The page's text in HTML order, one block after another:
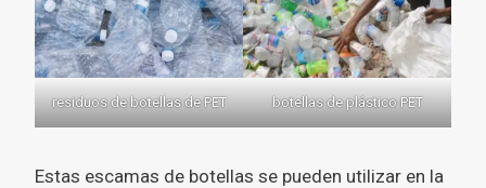
residuos de botellas de PET botellas de plástico PET
Estas escamas de botellas se pueden utilizar en la